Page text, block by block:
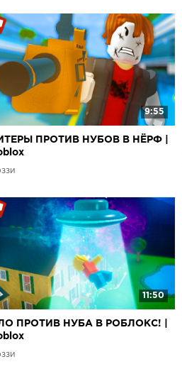
9:55
ПРОТИВ НУБОВ В НЁРФ |
11:50
ПРОТИВ НУБА В РОБЛОКС! |